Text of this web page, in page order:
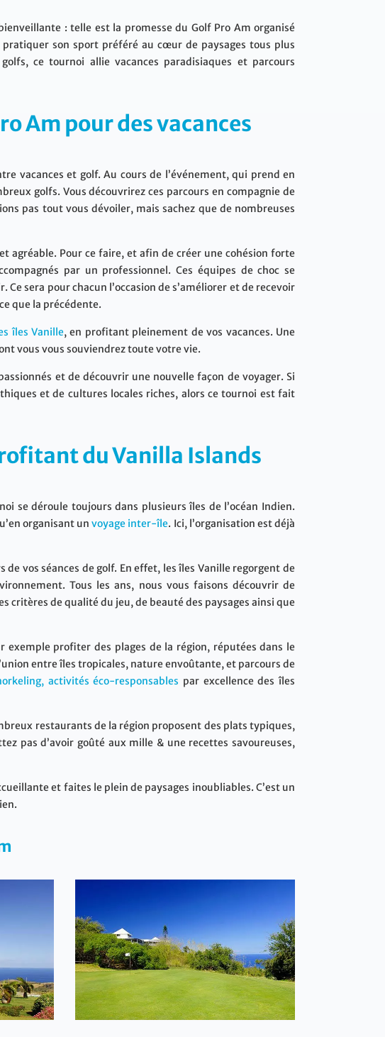
: telle est la promesse du Golf Pro Am organisé
son sport préféré au cœur de paysages tous plus
ce tournoi allie vacances paradisiaques et parcours
Am pour des vacances
vacances et golf. Au cours de l’événement, qui prend en
golfs. Vous découvrirez ces parcours en compagnie de
pas tout vous dévoiler, mais sachez que de nombreuses
agréable. Pour ce faire, et afin de créer une cohésion forte
par un professionnel. Ces équipes de choc se
sera pour chacun l’occasion de s’améliorer et de recevoir
que la précédente.
îles Vanille, en profitant pleinement de vos vacances. Une
vous vous souviendrez toute votre vie.
et de découvrir une nouvelle façon de voyager. Si
et de cultures locales riches, alors ce tournoi est fait
du Vanilla Islands
se déroule toujours dans plusieurs îles de l’océan Indien.
organisant unvoyage inter-île. Ici, l’organisation est déjà
vos séances de golf. En effet, les îles Vanille regorgent de
Tous les ans, nous vous faisons découvrir de
critères de qualité du jeu, de beauté des paysages ainsi que
exemple profiter des plages de la région, réputées dans le
entre îles tropicales, nature envoûtante, et parcours de
activités éco-responsables par excellence des îles
restaurants de la région proposent des plats typiques,
pas d’avoir goûté aux mille & une recettes savoureuses,
et faites le plein de paysages inoubliables. C’est un